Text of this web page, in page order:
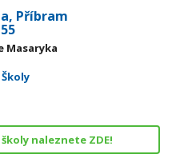
Příbram
Masaryka
Školy
naleznete ZDE!